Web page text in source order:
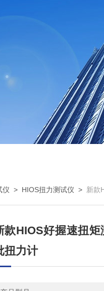
仪 > HIOS扭力测试仪 > 新款
款HIOS好握速扭
扭力计